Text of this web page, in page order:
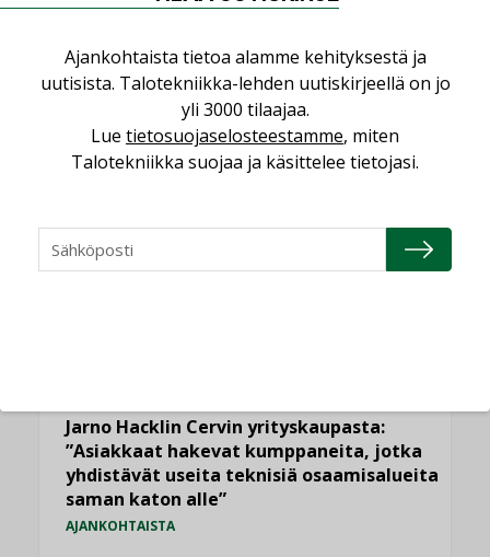
Talotekniikka,tyksKommentoi
Caverion toteuttaa Tyksin uuden T3-sairaalan
Caverion toteuttaa talotekniikkaprojektin Turun
yliopistollisen keskussairaalan (Tyks) uuteen T3-sairaalaan.
LUETUIMMAT UUTISET
Jarno Hacklin Cervin yrityskaupasta:
”Asiakkaat hakevat kumppaneita, jotka
yhdistävät useita teknisiä osaamisalueita
saman katon alle”
AJANKOHTAISTA
Ajankohtaista tietoa alamme kehityksestä ja
uutisista. Talotekniikka-lehden uutiskirjeellä on jo
yli 3000 tilaajaa.
Lue tietosuojaselosteestamme, miten
Talotekniikka suojaa ja käsittelee tietojasi.